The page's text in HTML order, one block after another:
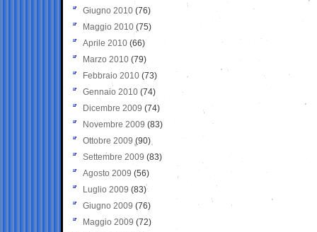
Giugno 2010 (76)
Maggio 2010 (75)
Aprile 2010 (66)
Marzo 2010 (79)
Febbraio 2010 (73)
Gennaio 2010 (74)
Dicembre 2009 (74)
Novembre 2009 (83)
Ottobre 2009 (90)
Settembre 2009 (83)
Agosto 2009 (56)
Luglio 2009 (83)
Giugno 2009 (76)
Maggio 2009 (72)